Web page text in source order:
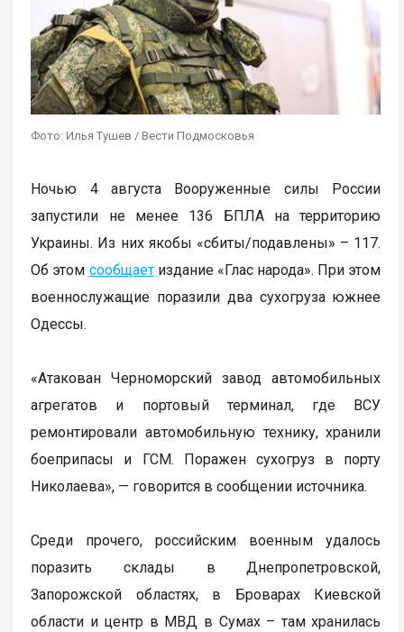
Фото: Илья Тушев / Вести Подмосковья
Ночью 4 августа Вооруженные силы России
запустили не менее 136 БПЛА на территорию
Украины. Из них якобы «сбиты/подавлены» – 117.
Об этом сообщаетиздание «Глас народа». При этом
военнослужащие поразили два сухогруза южнее
Одессы.
«Атакован Черноморский завод автомобильных
агрегатов и портовый терминал, где ВСУ
ремонтировали автомобильную технику, хранили
боеприпасы и ГСМ. Поражен сухогруз в порту
Николаева», — говорится в сообщении источника.
Среди прочего, российским военным удалось
поразить склады в Днепропетровской,
Запорожской областях, в Броварах Киевской
области и центр в МВД в Сумах – там хранилась